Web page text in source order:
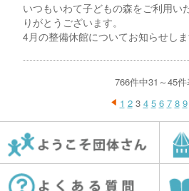
いつもいわて子どもの森をご利用い
りがとうございます。
4月の整備休館についてお知らせし
766件中31～45
1 23 4 5 6 7 8 9